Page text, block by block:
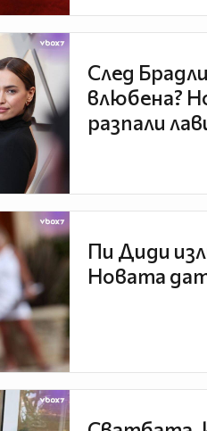
След
влюбена?
разпали
Пи Диди
Новата